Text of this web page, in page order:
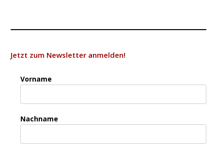
Jetzt zum Newsletter anmelden!
Vorname
Nachname